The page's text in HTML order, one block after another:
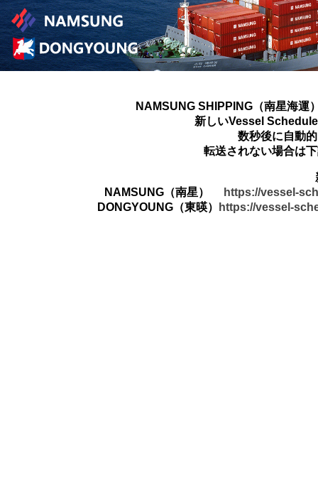
NAMSUNG SHIPPING（南星海運
新しいVessel
数秒後に自動
転送されない場合は
NAMSUNG（南星）
https://vessel-
DONGYOUNG（東暎）
https://vessel-